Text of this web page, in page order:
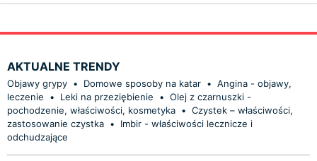
AKTUALNE TRENDY
Objawy grypy • Domowe sposoby na katar • Angina - objawy,
leczenie
• Leki na przeziębienie • Olej z czarnuszki -
pochodzenie, właściwości, kosmetyka • Czystek – właściwości,
zastosowanie czystka •
Imbir - właściwości lecznicze i
odchudzające